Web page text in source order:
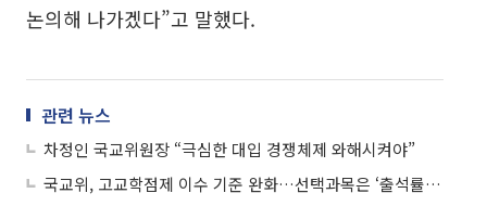
논의해 나가겠다”고 말했다.
관련 뉴스
차정인 국교위원장 “극심한 대입 경쟁체제 와해시켜야”
국교위, 고교학점제 이수 기준 완화…선택과목은 ‘출석률만’ 반영 권고